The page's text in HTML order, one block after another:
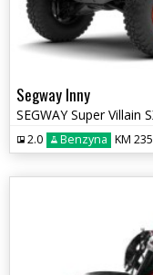
Segway Inny
2.0 Benzyna KM 235